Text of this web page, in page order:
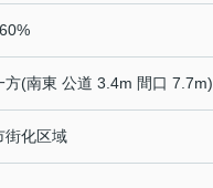
方(南東 公道 3.4m 間口 7.7m)
街化区域